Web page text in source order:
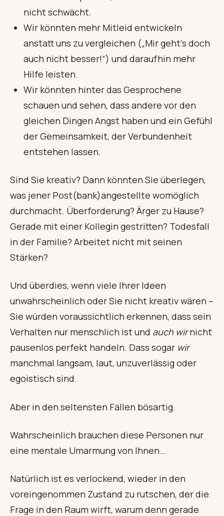
nicht schwächt.
Wir könnten mehr Mitleid entwickeln
anstatt uns zu vergleichen („Mir geht’s doch
auch nicht besser!“) und daraufhin mehr
Hilfe leisten.
Wir könnten hinter das Gesprochene
schauen und sehen, dass andere vor den
gleichen Dingen Angst haben und ein Gefühl
der Gemeinsamkeit, der Verbundenheit
entstehen lassen.
Sind Sie kreativ? Dann könnten Sie überlegen,
was jener Post(bank)angestellte womöglich
durchmacht. Überforderung? Ärger zu Hause?
Gerade mit einer Kollegin gestritten? Todesfall
in der Familie? Arbeitet nicht mit seinen
Stärken?
Und überdies, wenn viele Ihrer Ideen
unwahrscheinlich oder Sie nicht kreativ wären –
Sie würden voraussichtlich erkennen, dass sein
Verhalten nur menschlich ist und auch wirnicht
pausenlos perfekt handeln. Dass sogar wir
manchmal langsam, laut, unzuverlässig oder
egoistisch sind.
Aber in den seltensten Fällen bösartig.
Wahrscheinlich brauchen diese Personen nur
eine mentale Umarmung von Ihnen…
Natürlich ist es verlockend, wieder in den
voreingenommen Zustand zu rutschen, der die
Frage in den Raum wirft, warum denn gerade